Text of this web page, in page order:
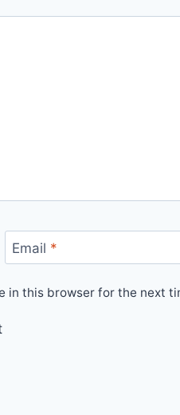
Email *
in this browser for the next